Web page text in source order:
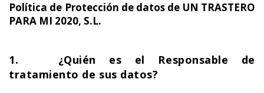
Política de Protección de datos de UN TRASTERO
PARA MI 2020, S.L.
1. ¿Quién es el Responsable de
tratamiento de sus datos?